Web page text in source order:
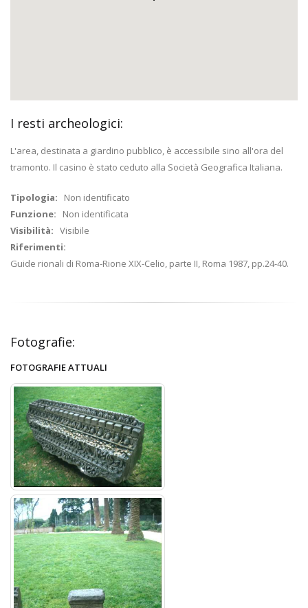
I resti archeologici:
L'area, destinata a giardino pubblico, è accessibile sino all'ora del
tramonto. Il casino è stato ceduto alla Società Geografica Italiana.
Tipologia: Non identificato
Funzione: Non identificata
Visibilità: Visibile
Riferimenti:
Guide rionali di Roma-Rione XIX-Celio, parte II, Roma 1987, pp.24-40.
Fotografie:
FOTOGRAFIE ATTUALI